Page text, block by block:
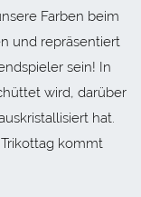
Farben beim
und repräsentiert
sein! In
wird, darüber
hat.
kommt